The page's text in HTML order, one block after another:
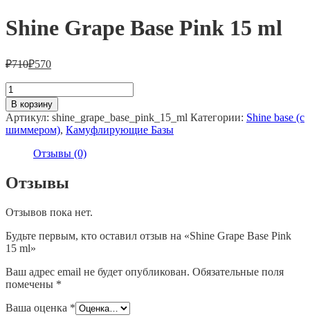
Shine Grape Base Pink 15 ml
₽710₽570
Количество
товара
Shine
Grape
Base
ml
В корзину
Артикул: shine_grape_base_pink_15_ml Категории: Shine base (с
шиммером), Камуфлирующие Базы
Отзывы (0)
Отзывы
Отзывов пока нет.
Будьте первым, кто оставил отзыв на «Shine Grape Base Pink
15 ml»
Ваш адрес email не будет опубликован. Обязательные поля
помечены *
Ваша оценка *